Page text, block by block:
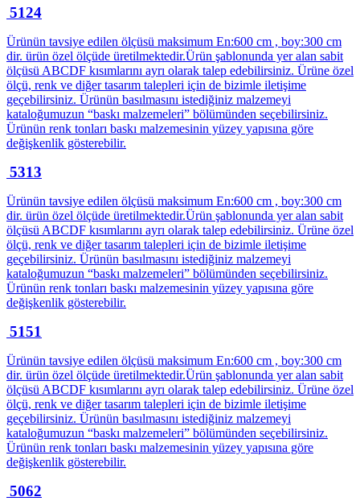
5124
Ürünün tavsiye edilen ölçüsü maksimum En:600 cm , boy:300 cm
dir. ürün özel ölçüde üretilmektedir.Ürün şablonunda yer alan sabit
ölçüsü ABCDF kısımlarını ayrı olarak talep edebilirsiniz. Ürüne özel
ölçü, renk ve diğer tasarım talepleri için de bizimle iletişime
geçebilirsiniz. Ürünün basılmasını istediğiniz malzemeyi
kataloğumuzun “baskı malzemeleri” bölümünden seçebilirsiniz.
Ürünün renk tonları baskı malzemesinin yüzey yapısına göre
değişkenlik gösterebilir.
5313
Ürünün tavsiye edilen ölçüsü maksimum En:600 cm , boy:300 cm
dir. ürün özel ölçüde üretilmektedir.Ürün şablonunda yer alan sabit
ölçüsü ABCDF kısımlarını ayrı olarak talep edebilirsiniz. Ürüne özel
ölçü, renk ve diğer tasarım talepleri için de bizimle iletişime
geçebilirsiniz. Ürünün basılmasını istediğiniz malzemeyi
kataloğumuzun “baskı malzemeleri” bölümünden seçebilirsiniz.
Ürünün renk tonları baskı malzemesinin yüzey yapısına göre
değişkenlik gösterebilir.
5151
Ürünün tavsiye edilen ölçüsü maksimum En:600 cm , boy:300 cm
dir. ürün özel ölçüde üretilmektedir.Ürün şablonunda yer alan sabit
ölçüsü ABCDF kısımlarını ayrı olarak talep edebilirsiniz. Ürüne özel
ölçü, renk ve diğer tasarım talepleri için de bizimle iletişime
geçebilirsiniz. Ürünün basılmasını istediğiniz malzemeyi
kataloğumuzun “baskı malzemeleri” bölümünden seçebilirsiniz.
Ürünün renk tonları baskı malzemesinin yüzey yapısına göre
değişkenlik gösterebilir.
5062